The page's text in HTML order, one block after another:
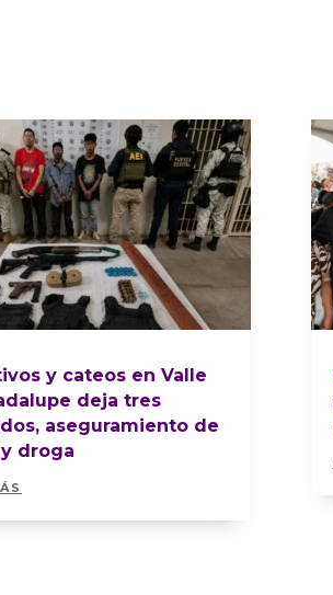
y cateos en Valle
deja tres
aseguramiento de
droga